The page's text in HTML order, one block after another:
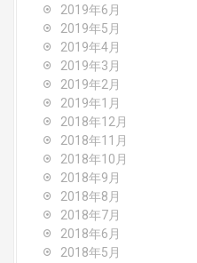
2019年6月
2019年5月
2019年4月
2019年3月
2019年2月
2019年1月
2018年12月
2018年11月
2018年10月
2018年9月
2018年8月
2018年7月
2018年6月
2018年5月